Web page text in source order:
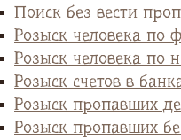
Поиск без вести
Розыск человека по
Розыск человека по
Розыск счетов в
Розыск пропавших
Розыск пропавших